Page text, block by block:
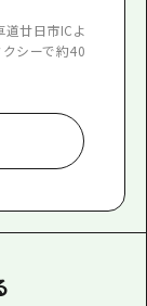
廿日市ICよ
シーで約40